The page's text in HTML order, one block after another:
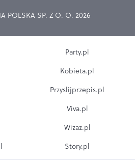
POLSKA SP. Z O. O. 2026
Party.pl
Kobieta.pl
Przyslijprzepis.pl
Viva.pl
Wizaz.pl
Story.pl